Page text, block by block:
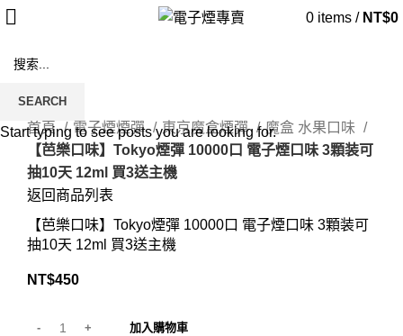
0 items / NT$0
Click to enlarge
首頁
電子煙煙彈 東京魔盒煙彈
魔盒 水果口味
【芭樂口味】Tokyo煙彈 10000口 電子煙口味 3顆装可
抽10天 12ml 買3送主機
返回商品列表
【芭樂口味】Tokyo煙彈 10000口 電子煙口味 3顆装可
抽10天 12ml 買3送主機
NT$450
加入購物車
SEARCH
Start typing to see posts you are looking for.